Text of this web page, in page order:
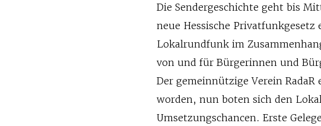
Die Sendergeschichte geht bis
neue Hessische
Lokalrundfunk im
von und für Bürgerinnen und
Der gemeinnützige Verein
worden, nun boten sich den
Umsetzungschancen. Erste